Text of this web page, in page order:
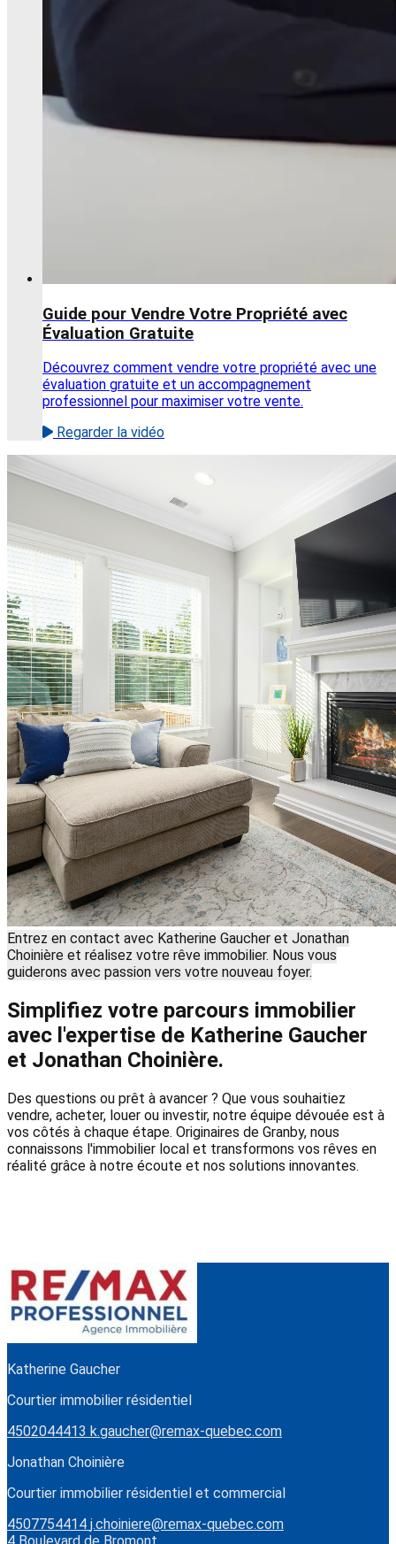
Guide pour Vendre Votre Propriété avec
Évaluation Gratuite
Découvrez comment vendre votre propriété avec une
évaluation gratuite et un accompagnement
professionnel pour maximiser votre vente.
Regarder la vidéo
Entrez en contact avec Katherine Gaucher et Jonathan
Choinière et réalisez votre rêve immobilier. Nous vous
guiderons avec passion vers votre nouveau foyer.
Simplifiez votre parcours immobilier
avec l'expertise de Katherine Gaucher
et Jonathan Choinière.
Des questions ou prêt à avancer ? Que vous souhaitiez
vendre, acheter, louer ou investir, notre équipe dévouée est à
vos côtés à chaque étape. Originaires de Granby, nous
connaissons l'immobilier local et transformons vos rêves en
réalité grâce à notre écoute et nos solutions innovantes.
Katherine Gaucher
Courtier immobilier résidentiel
4502044413 k.gaucher@remax-quebec.com
Jonathan Choinière
Courtier immobilier résidentiel et commercial
4507754414 j.choiniere@remax-quebec.com